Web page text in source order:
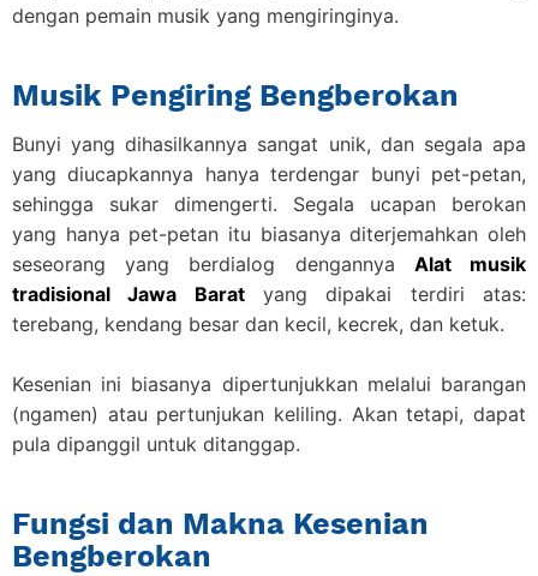
dengan pemain musik yang mengiringinya.
Musik Pengiring Bengberokan
Bunyi yang dihasilkannya sangat unik, dan segala apa
yang diucapkannya hanya terdengar bunyi pet-petan,
sehingga sukar dimengerti. Segala ucapan berokan
yang hanya pet-petan itu biasanya diterjemahkan oleh
seseorang yang berdialog dengannya Alat musik
tradisional Jawa Baratyang dipakai terdiri atas:
terebang, kendang besar dan kecil, kecrek, dan ketuk.
Kesenian ini biasanya dipertunjukkan melalui barangan
(ngamen) atau pertunjukan keliling. Akan tetapi, dapat
pula dipanggil untuk ditanggap.
Fungsi dan Makna Kesenian
Bengberokan